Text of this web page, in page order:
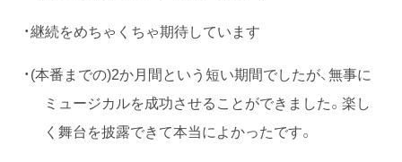
・継続をめちゃくちゃ期待しています
・(本番までの)2か月間という短い期間でしたが、無事に
ミュージカルを成功させることができました。楽し
く舞台を披露できて本当によかったです。